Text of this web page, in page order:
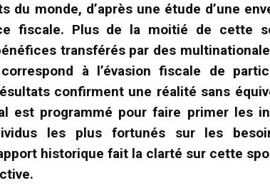
du monde, d’après une étude d’une
fiscale. Plus de la moitié de cette
transférés par des
à l’évasion fiscale de
confirment une réalité sans
est programmé pour faire primer les
les plus fortunés sur les
historique fait la clarté sur cette